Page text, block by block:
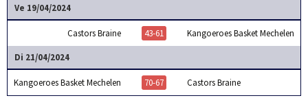
Ve 19/04/2024
Castors Braine 43-61 Kangoeroes Basket Mechelen
Di 21/04/2024
Kangoeroes Basket Mechelen 70-67 Castors Braine